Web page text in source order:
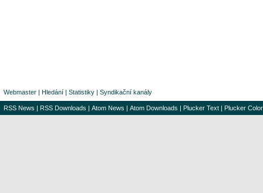
Webmaster | Hledání | Statistiky | Syndikační kanály
RSS News | RSS Downloads | Atom News | Atom Downloads | Plucker Text | Plucker Color